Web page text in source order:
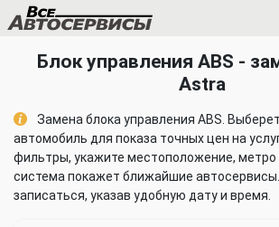
Блок управления ABS -
Astra
Замена блока управления ABS.
автомобиль для показа точных цен на
фильтры, укажите местоположение, метро
система покажет ближайшие
записаться, указав удобную дату и время.